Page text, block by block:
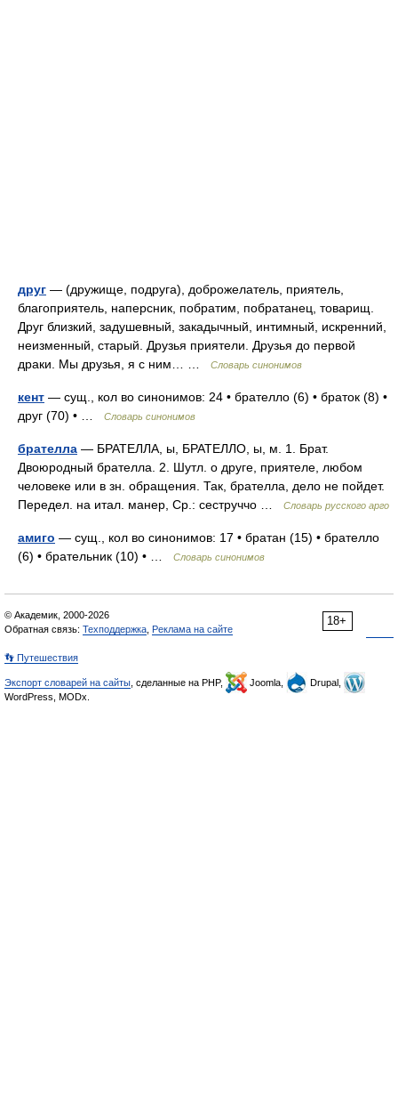
друг — (дружище, подруга), доброжелатель, приятель,
благоприятель, наперсник, побратим, побратанец, товарищ.
Друг близкий, задушевный, закадычный, интимный, искренний,
неизменный, старый. Друзья приятели. Друзья до первой
драки. Мы друзья, я с ним… …
Словарь синонимов
кент — сущ., кол во синонимов: 24 • брателло (6) • браток (8) •
друг (70) • …
Словарь синонимов
брателла — БРАТЕЛЛА, ы, БРАТЕЛЛО, ы, м. 1. Брат.
Двоюродный брателла. 2. Шутл. о друге, приятеле, любом
человеке или в зн. обращения. Так, брателла, дело не пойдет.
Передел. на итал. манер, Ср.: сеструччо …
Словарь русского арго
амиго — сущ., кол во синонимов: 17 • братан (15) • брателло
(6) • брательник (10) • …
Словарь синонимов
18+
© Академик, 2000-2026
Обратная связь: Техподдержка Реклама на сайте
👣 Путешествия
Экспорт словарей на сайты , сделанные на PHP, Joomla,
Drupal,
WordPress, MODx.